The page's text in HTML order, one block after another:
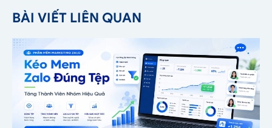
BÀI VIẾT LIÊN QUAN